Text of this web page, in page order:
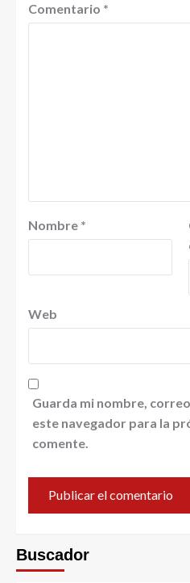
Comentario *
Nombre *
Web
Guarda mi nombre,
este navegador para la
comente.
Buscador